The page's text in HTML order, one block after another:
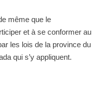
même que le
et à se conformer au
les lois de la province du
qui s’y appliquent.